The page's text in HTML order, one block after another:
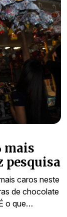
mais
pesquisa
caros neste
de chocolate
o que…